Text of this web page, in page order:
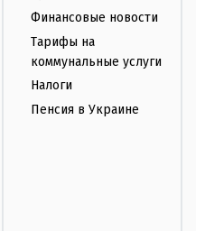
Финансовые новости
Тарифы на
коммунальные услуги
Налоги
Пенсия в Украине